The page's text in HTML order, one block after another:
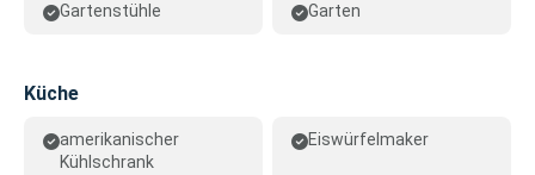
Gartenstühle Garten
Küche
amerikanischer
Kühlschrank
Eiswürfelmaker